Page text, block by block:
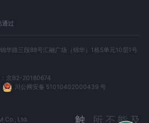
通过
华路三段88号汇融广场（锦华）1栋5单元10层1号
京B2-20180674
川公网安备 51010402000439 号
Co., Ltd.